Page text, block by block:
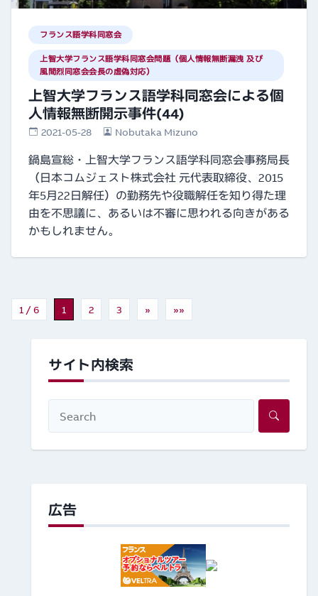
フランス語学科同窓会
上智大学フランス語学科同窓会問題（個人情報無断漏洩 及び
風間烈同窓会会長の虚偽対応）
上智大学フランス語学科同窓会による個
人情報無断開示事件(44)
2021-05-28 Nobutaka Mizuno
鍋島宣総・上智大学フランス語学科同窓会事務局長
（日本コムジェスト株式会社 元代表取締役、2015
年5月22日解任）の勤務先や役職解任を知り得た理
由を不思議に、あるいは不審に思われる向きがある
かもしれません。
1 / 6 1 2 3 » »»
サイト内検索
広告